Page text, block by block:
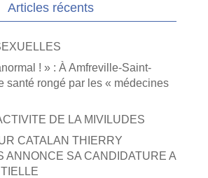
Articles récents
! » : À Amfreville-Saint-
santé rongé par les « médecines
DE LA MIVILUDES
CATALAN THIERRY
ANNONCE SA CANDIDATURE A